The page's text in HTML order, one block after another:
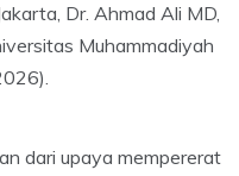
Dr. Ahmad Ali MD,
Muhammadiyah
dari upaya mempererat